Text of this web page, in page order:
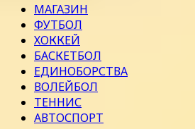
МАГАЗИН
ФУТБОЛ
ХОККЕЙ
БАСКЕТБОЛ
ЕДИНОБОРСТВА
ВОЛЕЙБОЛ
ТЕННИС
АВТОСПОРТ